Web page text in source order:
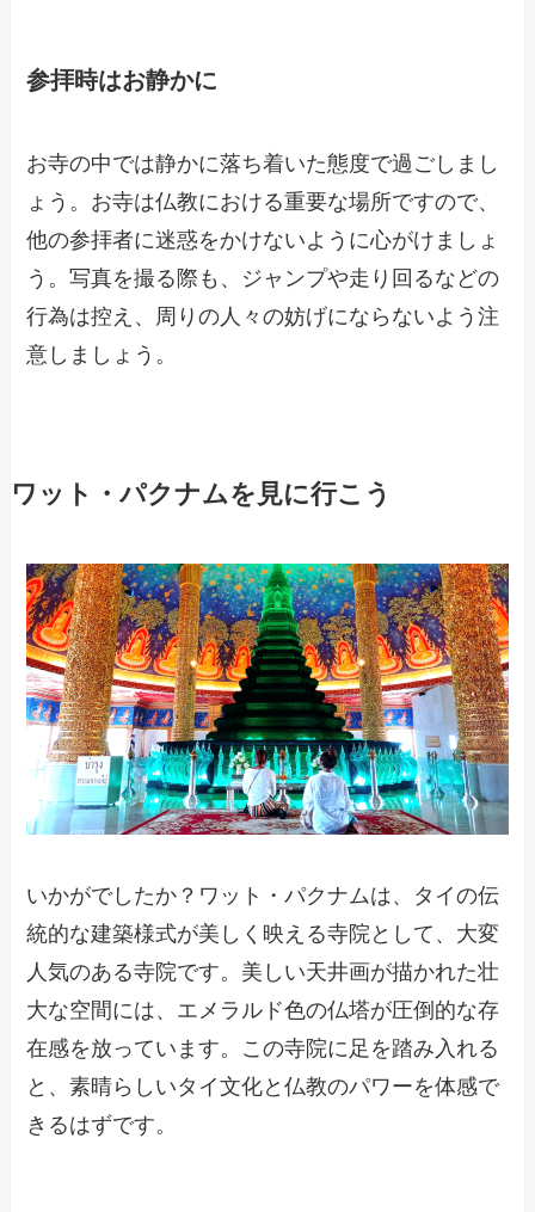
参拝時はお静かに
お寺の中では静かに落ち着いた態度で過ごしまし
ょう。お寺は仏教における重要な場所ですので、
他の参拝者に迷惑をかけないように心がけましょ
う。写真を撮る際も、ジャンプや走り回るなどの
行為は控え、周りの人々の妨げにならないよう注
意しましょう。
ワット・パクナムを見に行こう
いかがでしたか？ワット・パクナムは、タイの伝
統的な建築様式が美しく映える寺院として、大変
人気のある寺院です。美しい天井画が描かれた壮
大な空間には、エメラルド色の仏塔が圧倒的な存
在感を放っています。この寺院に足を踏み入れる
と、素晴らしいタイ文化と仏教のパワーを体感で
きるはずです。